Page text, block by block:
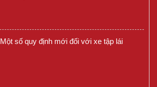
Một số quy định mới đối với xe tập lái